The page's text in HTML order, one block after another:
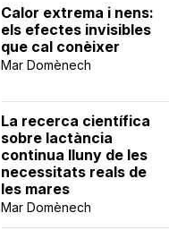
Calor extrema i nens:
els efectes invisibles
que cal conèixer
Mar Domènech
La recerca científica
sobre lactància
continua lluny de les
necessitats reals de
les mares
Mar Domènech